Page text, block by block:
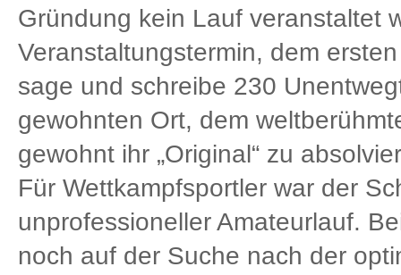
Gründung kein Lauf veranstaltet
Veranstaltungstermin, dem
sage und schreibe 230
gewohnten Ort, dem
gewohnt ihr „Original“ zu
Für Wettkampfsportler war der
unprofessioneller Amateurlauf.
noch auf der Suche nach der